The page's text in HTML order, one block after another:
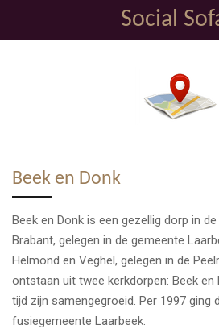
direct
Social
Beek en Donk
Beek en Donk is een gezellig dorp in
Brabant, gelegen in de gemeente
Helmond en Veghel, gelegen in de
ontstaan uit twee kerkdorpen: Beek en
tijd zijn samengegroeid. Per 1997 ging
fusiegemeente Laarbeek.